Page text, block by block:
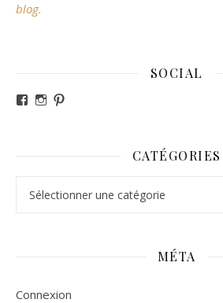
blog.
SOCIAL
Voir le profil de revesdefripouilles
Voir le profil de
CATÉGORIES
MÉTA
Connexion